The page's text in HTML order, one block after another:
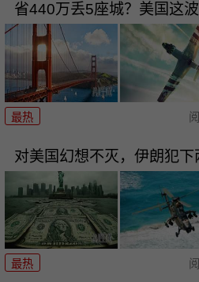
省440万丢5座城？美国这
最热
对美国幻想不灭，伊朗犯下
最热